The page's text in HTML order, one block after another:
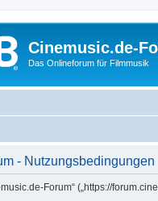
Cinemusic.de-
Das Onlineforum für Filmmusik
- Nutzungsbedingungen
Forum“ („https://